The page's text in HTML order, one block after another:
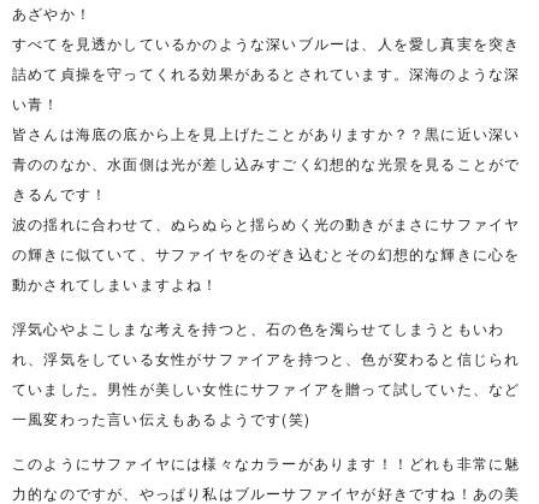
あざやか！
すべてを見透かしているかのような深いブルーは、人を愛し真実を突き
詰めて貞操を守ってくれる効果があるとされています。深海のような深
い青！
皆さんは海底の底から上を見上げたことがありますか？？黒に近い深い
青ののなか、水面側は光が差し込みすごく幻想的な光景を見ることがで
きるんです！
波の揺れに合わせて、ぬらぬらと揺らめく光の動きがまさにサファイヤ
の輝きに似ていて、サファイヤをのぞき込むとその幻想的な輝きに心を
動かされてしまいますよね！
浮気心やよこしまな考えを持つと、石の色を濁らせてしまうともいわ
れ、浮気をしている女性がサファイアを持つと、色が変わると信じられ
ていました。男性が美しい女性にサファイアを贈って試していた、など
一風変わった言い伝えもあるようです(笑)
このようにサファイヤには様々なカラーがあります！！どれも非常に魅
力的なのですが、やっぱり私はブルーサファイヤが好きですね！あの美